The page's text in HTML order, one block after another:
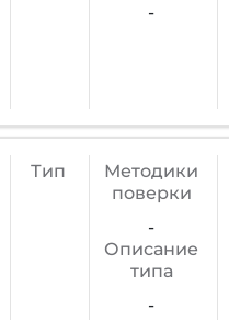
-
Тип
Методики
поверки
-
Описание
типа
-